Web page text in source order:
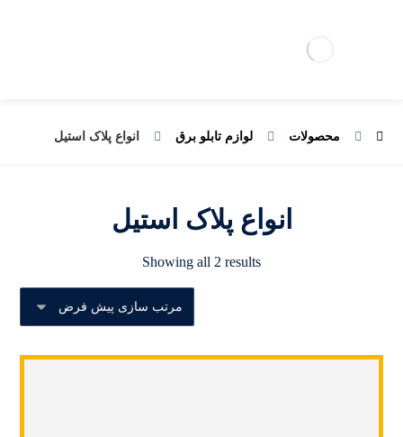
محصولات لوازم تابلو برق انواع پلاک استیل
انواع پلاک استیل
Showing all 2 results